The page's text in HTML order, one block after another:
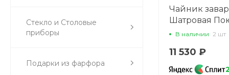
Стекло и Столовые
приборы
Подарки из фарфора
Чайник
Шатровая
1100 мл арт.
В наличии 2 шт
11 530 ₽